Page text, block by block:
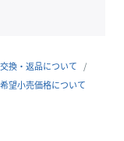
スニーカー、パン
交換・返品について
望小売価格について